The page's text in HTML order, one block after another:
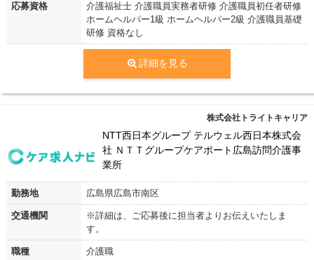
応募資格
介護福祉士 介護職員実務者研修 介護職員初任者研修
ホームヘルパー1級 ホームヘルパー2級 介護職員基礎
研修 資格なし
詳細を見る
株式会社トライトキャリア
NTT西日本グループ テルウェル西日本株式会
社 ＮＴＴグループケアポート広島訪問介護事
業所
勤務地 広島県広島市南区
交通機関
※詳細は、ご応募後に担当者よりお伝えいたしま
す。
職種 介護職